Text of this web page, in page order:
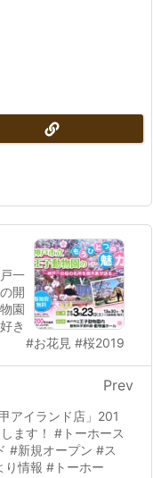
一
開
園
き
#お花見 #桜2019
アイランド店」201
ます！ #トーホース
#新規オープン #ス
り情報 #トーホー
Prev